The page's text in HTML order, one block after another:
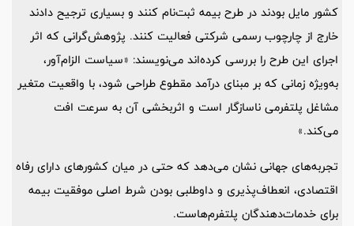
کشور مایل بودند در طرح بیمه ثبت‌نام کنند و بسیاری ترجیح دادند
خارج از چارچوب رسمی شرکتی فعالیت کنند. پژوهش‌گرانی که اثر
اجرای این طرح را بررسی کرده‌اند می‌نویسند: «سیاست الزام‌آور،
به‌ویژه زمانی که بر مبنای درآمد مقطوع طراحی شود، با واقعیت متغیر
مشاغل پلتفرمی ناسازگار است و اثربخشی آن به سرعت افت
می‌کند.»
تجربه‌های جهانی نشان می‌دهد که حتی در میان کشورهای دارای رفاه
اقتصادی، انعطاف‌پذیری و داوطلبی بودن شرط اصلی موفقیت بیمه‌
برای خدمات‌دهندگان پلتفرم‌هاست.